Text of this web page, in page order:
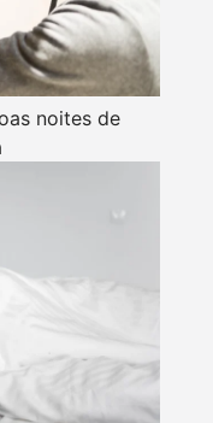
noites de